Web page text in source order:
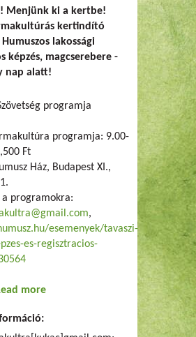
Menjünk ki a kertbe!
kertindító
lakossági
képzés, magcserebere -
nap alatt!
programja
programja: 9.00-
Ft
Ház, Budapest XI.,
a programokra:
,
esemenyek/tavaszi-
es-regisztracios-
more about Itt a tavasz! Menjünk ki
a kertbe! - Permakultúrás
Workshop és magcserebere